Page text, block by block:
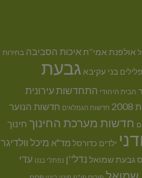
אולפנת אמי''תאיכות הסביבה בחירות
בני עקיבא גבעת
הבית היהודי התחדשות עירונית
חדשות הגמלאים חדשות הנוער
חדשות מערכת החינוך חינוך
ילדים כדורסל מד"א מיכל וולדיגר
גבעת שמואל נדל''ן נפתלי בנט עדי